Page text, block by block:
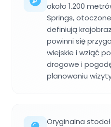
około 1.200
Springs,
definiują
powinni się
wiejskie i wziąć
drogowe i
planowaniu
Oryginalna